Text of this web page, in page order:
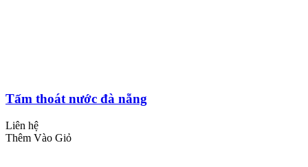
Tấm thoát nước đà nẵng
Liên hệ
Thêm Vào Giỏ